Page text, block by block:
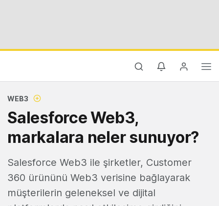
WEB3
Salesforce Web3,
markalara neler sunuyor?
Salesforce Web3 ile şirketler, Customer
360 ürününü Web3 verisine bağlayarak
müşterilerin geleneksel ve dijital